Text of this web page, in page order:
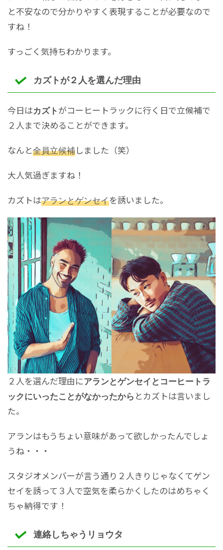
と不安なので分かりやすく表現することが必要なので
すね！
すっごく気持ちわかります。
カズトが２人を選んだ理由
今日はカズトがコーヒートラックに行く日で立候補で
２人まで決めることができます。
なんと全員立候補しました（笑）
大人気過ぎますね！
カズトはアランとゲンセイを誘いました。
２人を選んだ理由にアランとゲンセイとコーヒートラ
ックにいったことがなかったから とカズトは言いまし
た。
アランはもうちょい意味があって欲しかったんでしょ
うね・・・
スタジオメンバーが言う通り２人きりじゃなくてゲン
セイを誘って３人で空気を柔らかくしたのはめちゃく
ちゃ納得です！
連絡しちゃうリョウタ